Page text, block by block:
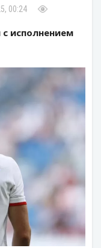
00:24
исполнением